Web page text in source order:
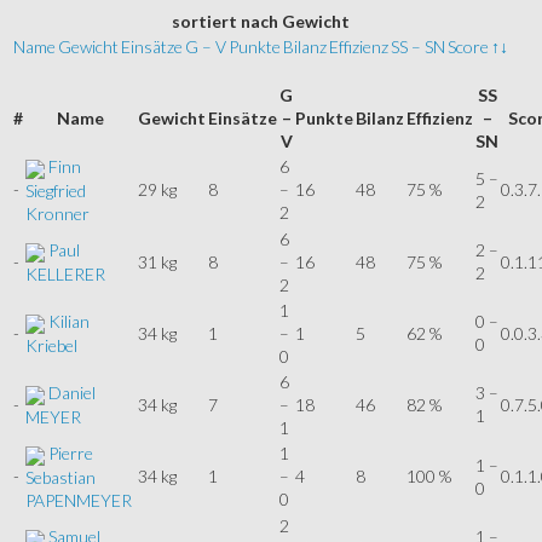
sortiert nach Gewicht
Name Gewicht Einsätze G – V Punkte BilanzEffizienzSS – SNScore ↑↓
# Name Gewicht Einsätze
G
–
V
PunkteBilanz Effizienz
SS
–
SN
-
Finn
Siegfried
Kronner
29 kg 8
6
–
2
16 48 75 %
5 –
2
-
Paul
KELLERER
31 kg 8
6
–
2
16 48 75 %
2 –
2
-
Kilian
Kriebel
34 kg 1
1
–
0
1 5 62 %
0 –
0
-
Daniel
MEYER
34 kg 7
6
–
1
18 46 82 %
3 –
1
-
Pierre
Sebastian
PAPENMEYER
34 kg 1
1
–
0
4 8 100 %
1 –
0
Samuel
2
1 –